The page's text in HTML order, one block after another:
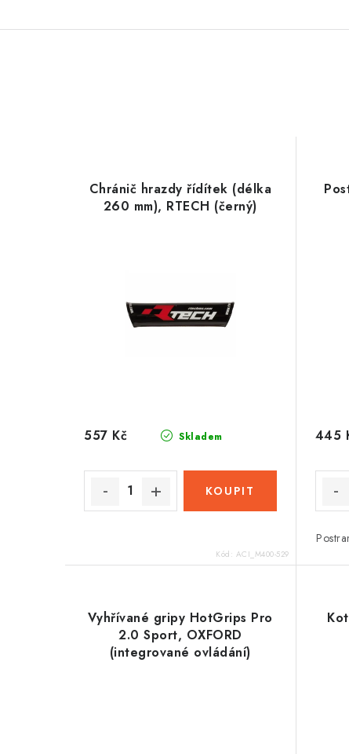
Chránič hrazdy řídítek (délka
260 mm), RTECH (černý)
Skladem
557 Kč
Kód: ACI_M400-529
445
Vyhřívané gripy HotGrips Pro
2.0 Sport, OXFORD
(integrované ovládání)